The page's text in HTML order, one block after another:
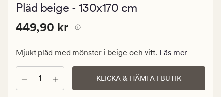
Pläd beige - 130x170 cm
Pris
449,90
Ordinarie
pris
449,90
Pris 449,90 kr
449,90 kr
Mjukt pläd med mönster i beige och vitt. Läs mer
Antal KLICKA & HÄMTA I BUTIK